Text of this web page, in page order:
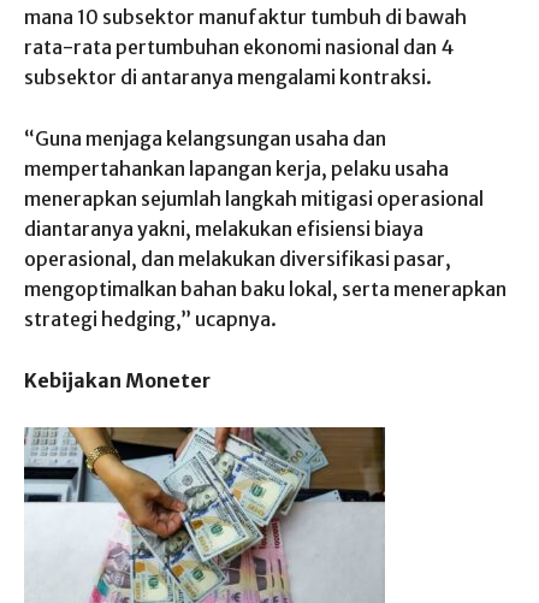
mana 10 subsektor manufaktur tumbuh di bawah
rata-rata pertumbuhan ekonomi nasional dan 4
subsektor di antaranya mengalami kontraksi.
“Guna menjaga kelangsungan usaha dan
mempertahankan lapangan kerja, pelaku usaha
menerapkan sejumlah langkah mitigasi operasional
diantaranya yakni, melakukan efisiensi biaya
operasional, dan melakukan diversifikasi pasar,
mengoptimalkan bahan baku lokal, serta menerapkan
strategi hedging,” ucapnya.
Kebijakan Moneter